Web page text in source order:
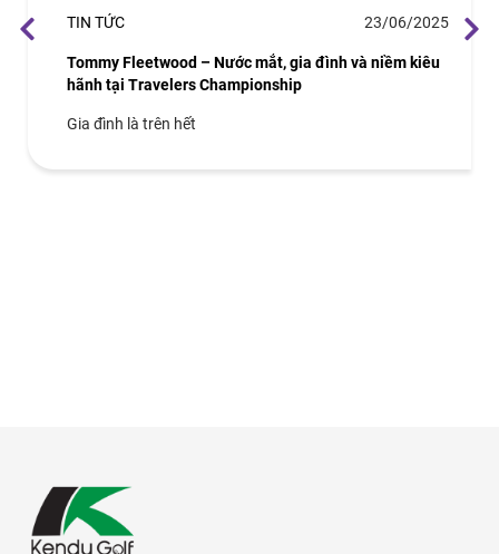
TIN TỨC 23/06/2025
Tommy Fleetwood – Nước mắt, gia đình và niềm kiêu
hãnh tại Travelers Championship
Gia đình là trên hết